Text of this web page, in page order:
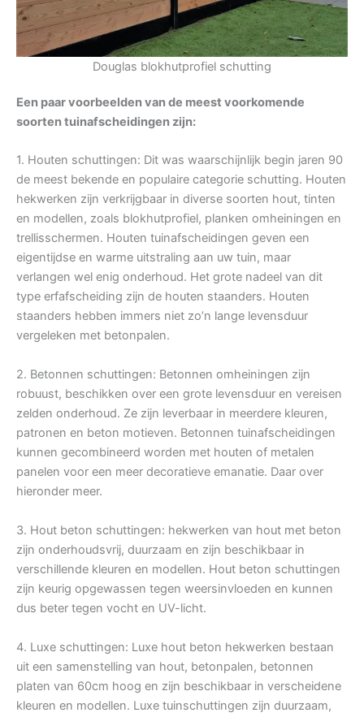
Douglas blokhutprofiel schutting
Een paar voorbeelden van de meest voorkomende
soorten tuinafscheidingen zijn:
1. Houten schuttingen: Dit was waarschijnlijk begin jaren 90
de meest bekende en populaire categorie schutting. Houten
hekwerken zijn verkrijgbaar in diverse soorten hout, tinten
en modellen, zoals blokhutprofiel, planken omheiningen en
trellisschermen. Houten tuinafscheidingen geven een
eigentijdse en warme uitstraling aan uw tuin, maar
verlangen wel enig onderhoud. Het grote nadeel van dit
type erfafscheiding zijn de houten staanders. Houten
staanders hebben immers niet zo’n lange levensduur
vergeleken met betonpalen.
2. Betonnen schuttingen: Betonnen omheiningen zijn
robuust, beschikken over een grote levensduur en vereisen
zelden onderhoud. Ze zijn leverbaar in meerdere kleuren,
patronen en beton motieven. Betonnen tuinafscheidingen
kunnen gecombineerd worden met houten of metalen
panelen voor een meer decoratieve emanatie. Daar over
hieronder meer.
3. Hout beton schuttingen: hekwerken van hout met beton
zijn onderhoudsvrij, duurzaam en zijn beschikbaar in
verschillende kleuren en modellen. Hout beton schuttingen
zijn keurig opgewassen tegen weersinvloeden en kunnen
dus beter tegen vocht en UV-licht.
4. Luxe schuttingen: Luxe hout beton hekwerken bestaan
uit een samenstelling van hout, betonpalen, betonnen
platen van 60cm hoog en zijn beschikbaar in verscheidene
kleuren en modellen. Luxe tuinschuttingen zijn duurzaam,